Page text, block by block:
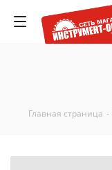
Главная страница -